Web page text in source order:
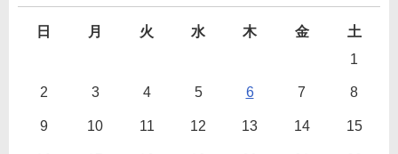
日 月 火 水 木 金
土
1
2 3 4 5 6 7 8
9 10 11 12 13 14 15